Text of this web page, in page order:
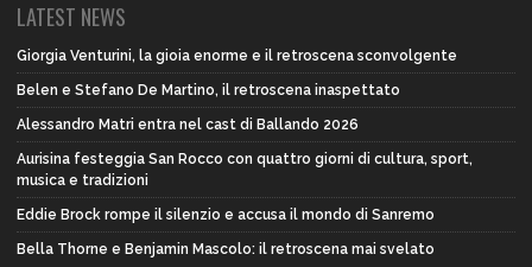
LATEST NEWS
Giorgia Venturini, la gioia enorme e il retroscena sconvolgente
Belen e Stefano De Martino, il retroscena inaspettato
Alessandro Matri entra nel cast di Ballando 2026
Aurisina festeggia San Rocco con quattro giorni di cultura, sport,
musica e tradizioni
Eddie Brock rompe il silenzio e accusa il mondo di Sanremo
Bella Thorne e Benjamin Mascolo: il retroscena mai svelato